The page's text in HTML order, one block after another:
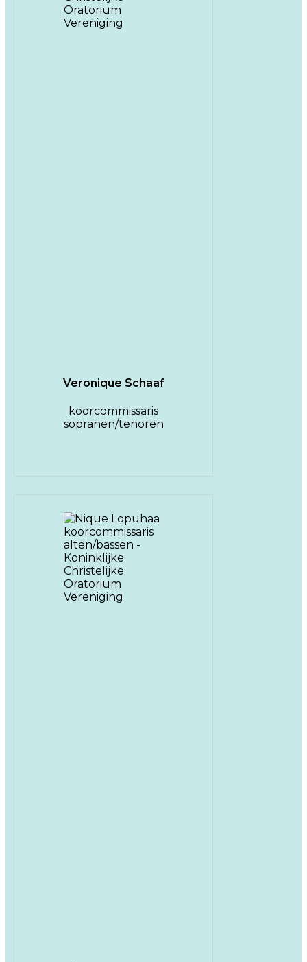
Veronique Schaaf
koorcommissaris
sopranen/tenoren